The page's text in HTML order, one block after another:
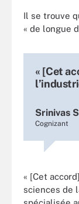
Il se trouve
« de longue
« [Cet
Srinivas
Cognizant
« [Cet
sciences de